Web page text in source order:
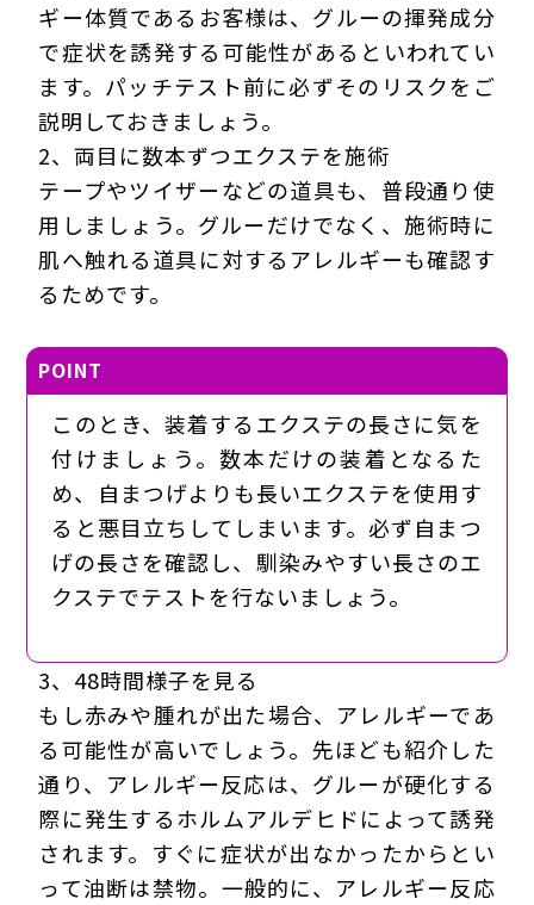
ギー体質であるお客様は、グルーの揮発成分
で症状を誘発する可能性があるといわれてい
ます。パッチテスト前に必ずそのリスクをご
説明しておきましょう。
2、両目に数本ずつエクステを施術
テープやツイザーなどの道具も、普段通り使
用しましょう。グルーだけでなく、施術時に
肌へ触れる道具に対するアレルギーも確認す
るためです。
POINT
このとき、装着するエクステの長さに気を
付けましょう。数本だけの装着となるた
め、自まつげよりも長いエクステを使用す
ると悪目立ちしてしまいます。必ず自まつ
げの長さを確認し、馴染みやすい長さのエ
クステでテストを行ないましょう。
3、48時間様子を見る
もし赤みや腫れが出た場合、アレルギーであ
る可能性が高いでしょう。先ほども紹介した
通り、アレルギー反応は、グルーが硬化する
際に発生するホルムアルデヒドによって誘発
されます。すぐに症状が出なかったからとい
って油断は禁物。一般的に、アレルギー反応